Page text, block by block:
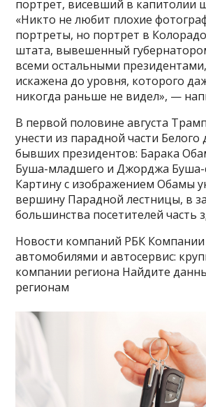
портрет, висевший в капитолии
«Никто не любит плохие
портреты, но портрет в
штата, вывешенный
всеми остальными
искажена до уровня, которого
никогда раньше не видел», —
В первой половине августа
унести из парадной части
бывших президентов: Барака
Буша-младшего и Джорджа Буша-
Картину с изображением Обамы
вершину Парадной лестницы, в
большинства посетителей часть
Новости компаний РБК Компании
автомобилями и автосервис:
компании региона Найдите
регионам